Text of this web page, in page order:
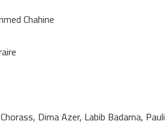
Chahine
Dima Azer, Labib Badarna,